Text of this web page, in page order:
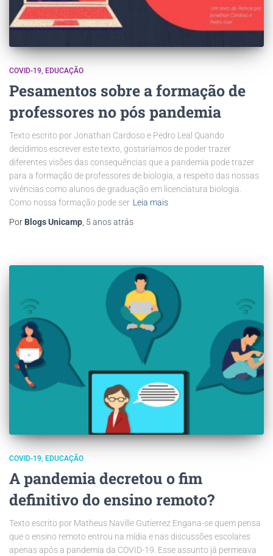
COVID-19 EDUCAÇÃO
Pesamentos sobre a formação de
professores no pós pandemia
Texto escrito por Jonathan Cardoso e Pedro Leal Quando
decidimos escrever este texto, gostaríamos de poder trazer
diferentes visões das consequências que a pandemia pode trazer
para a formação de professores de biologia, a respeito das nossas
vivências como alunos de graduação em licenciatura biologia.
Como nossa formação pode ser Leia mais
Por Blogs Unicamp 5 anosatrás
COVID-19 EDUCAÇÃO
A pandemia decretou o fim
definitivo do ensino remoto?
Texto escrito por Matheus Naville Gutierrez Engana-se quem pensa
que o ensino remoto entrou na mídia e nas discussões escolares
apenas após a pandemia da COVID-19. Esse assunto já permeava